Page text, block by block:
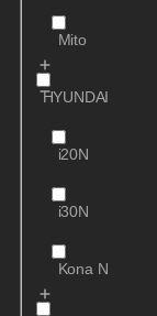
Mito
HYUNDAI
i20N
i30N
Kona N